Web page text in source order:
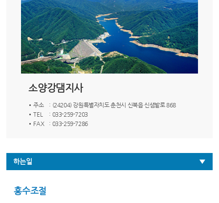
소양강댐지사
주소
: (24204) 강원특별자치도 춘천시 신북읍 신샘밭로 868
TEL
: 033-259-7203
FAX
: 033-259-7286
하는일
홍수조절